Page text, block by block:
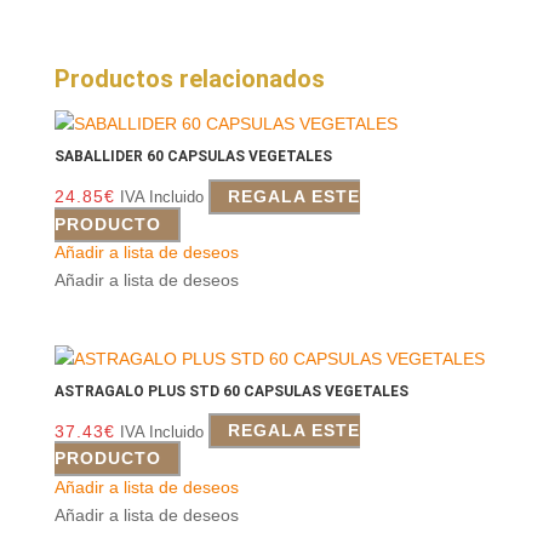
Productos relacionados
SABALLIDER 60 CAPSULAS VEGETALES
24.85€ IVA Incluido
REGALA ESTE
PRODUCTO
Añadir a lista de deseos
Añadir a lista de deseos
ASTRAGALO PLUS STD 60 CAPSULAS VEGETALES
37.43€ IVA Incluido
REGALA ESTE
PRODUCTO
Añadir a lista de deseos
Añadir a lista de deseos